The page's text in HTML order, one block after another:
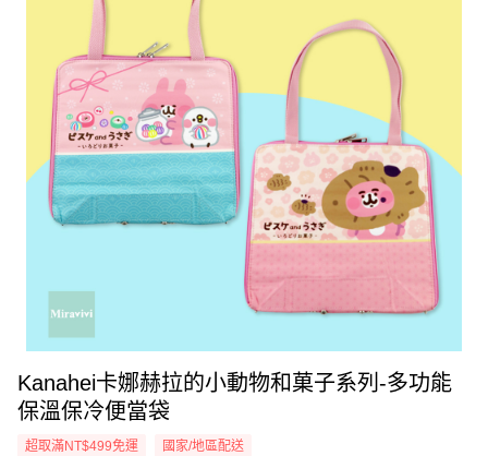
Kanahei卡娜赫拉的小動物和菓子系列-多功能
保溫保冷便當袋
超取滿NT$499免運 國家/地區配送